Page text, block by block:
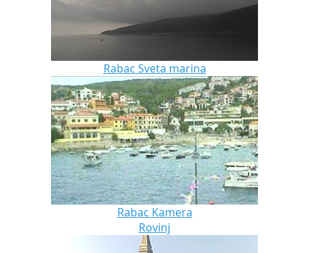
Rabac Sveta marina
Rabac Kamera
Rovinj